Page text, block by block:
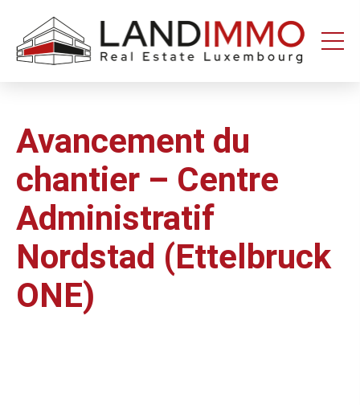
Aller au
contenu
Aller
en
bas
Avancement du
chantier – Centre
Administratif
Nordstad (Ettelbruck
ONE)